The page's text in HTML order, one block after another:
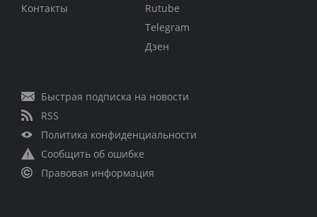
Контакты
Rutube
Telegram
Дзен
Быстрая подписка на новости
RSS
Политика конфиденциальности
Сообщить об ошибке
Правовая информация